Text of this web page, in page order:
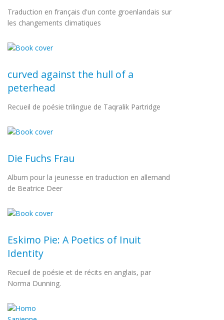
Traduction en français d'un conte groenlandais sur
les changements climatiques
curved against the hull of a
peterhead
Recueil de poésie trilingue de Taqralik Partridge
Die Fuchs Frau
Album pour la jeunesse en traduction en allemand
de Beatrice Deer
Eskimo Pie: A Poetics of Inuit
Identity
Recueil de poésie et de récits en anglais, par
Norma Dunning.